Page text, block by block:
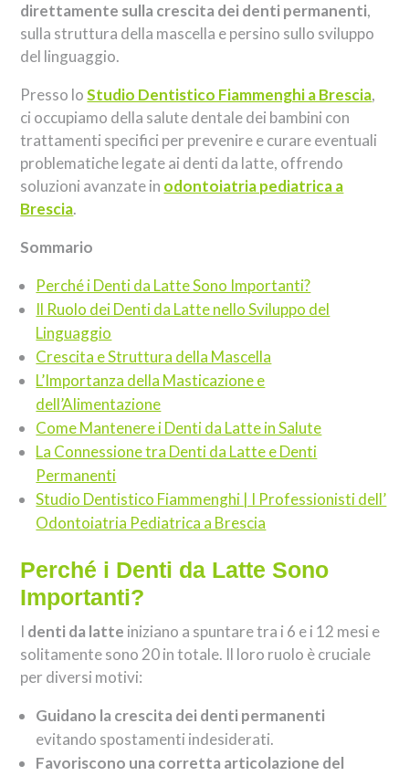
direttamente sulla crescita dei denti permanenti,
sulla struttura della mascella e persino sullo sviluppo
del linguaggio.
Presso loStudio Dentistico Fiammenghi a Brescia,
ci occupiamo della salute dentale dei bambini con
trattamenti specifici per prevenire e curare eventuali
problematiche legate ai denti da latte, offrendo
soluzioni avanzate in odontoiatria pediatrica a
Brescia.
Sommario
Perché i Denti da Latte Sono Importanti?
Il Ruolo dei Denti da Latte nello Sviluppo del
Linguaggio
Crescita e Struttura della Mascella
L’Importanza della Masticazione e
dell’Alimentazione
Come Mantenere i Denti da Latte in Salute
La Connessione tra Denti da Latte e Denti
Permanenti
Studio Dentistico Fiammenghi | I Professionisti dell’
Odontoiatria Pediatrica a Brescia
Perché i Denti da Latte Sono
Importanti?
I denti da latte iniziano a spuntare tra i 6 e i 12 mesi e
solitamente sono 20 in totale. Il loro ruolo è cruciale
per diversi motivi:
Guidano la crescita dei denti permanenti
evitando spostamenti indesiderati.
Favoriscono una corretta articolazione del